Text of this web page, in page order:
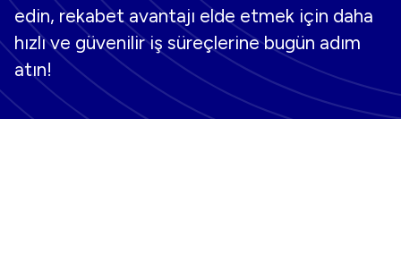
edin, rekabet avantajı elde etmek için daha
hızlı ve güvenilir iş süreçlerine bugün adım
atın!